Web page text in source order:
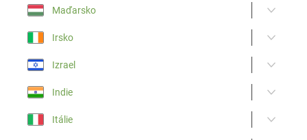
Maďarsko
Irsko
Izrael
Indie
Itálie